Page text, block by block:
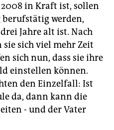
in Kraft ist, sollen
werden,
Jahre alt ist. Nach
sich viel mehr Zeit
sich nun, dass sie ihre
einstellen können.
den Einzelfall: Ist
da, dann kann die
- und der Vater